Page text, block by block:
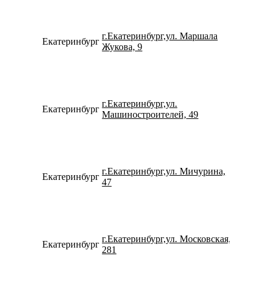
Екатеринбург
г.Екатеринбург,ул. Маршала
Жукова, 9
Екатеринбург
г.Екатеринбург,ул.
Машиностроителей, 49
Екатеринбург
г.Екатеринбург,ул. Мичурина,
47
Екатеринбург
г.Екатеринбург,ул. Московская,
281